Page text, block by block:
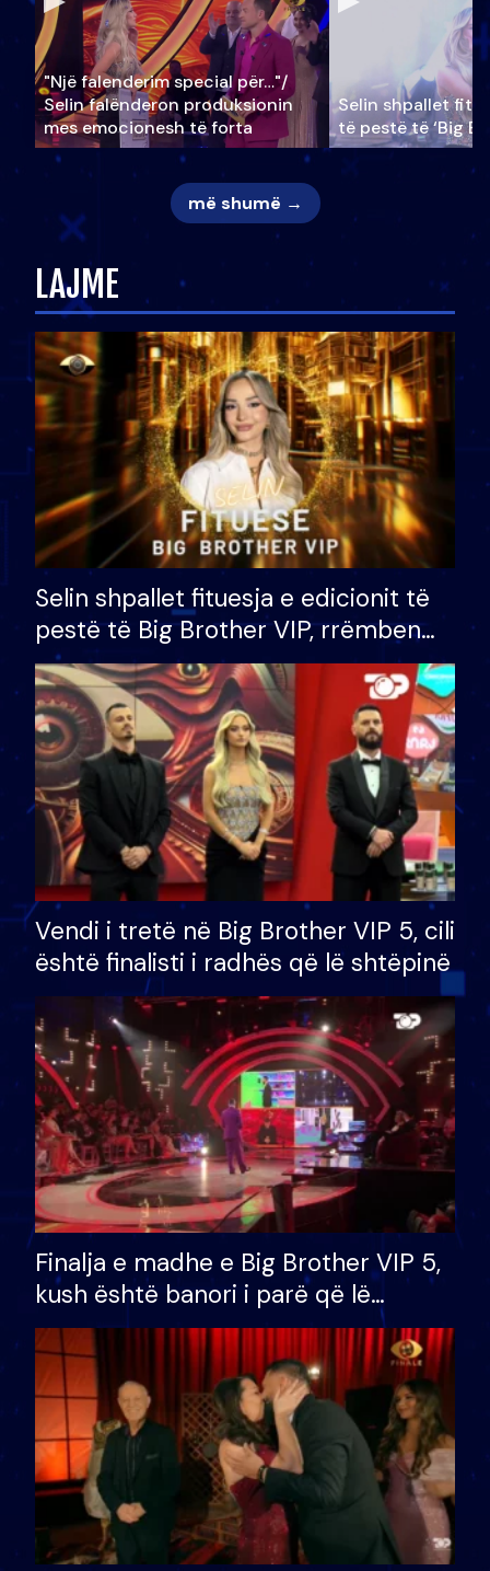
"Një falenderim special për…"/
Selin falënderon produksionin
mes emocionesh të forta
Selin shpallet
të pestë të ‘Big
më shumë →
LAJME
Selin shpallet fituesja e edicionit të
pestë të Big Brother VIP, rrëmben
çmimin e madh prej 100 mijë eurosh
Vendi i tretë në Big Brother VIP 5, cili
është finalisti i radhës që lë shtëpinë
Finalja e madhe e Big Brother VIP 5,
kush është banori i parë që lë
shtëpinë dhe humb mundësinë për
të fituar çmimin e madh